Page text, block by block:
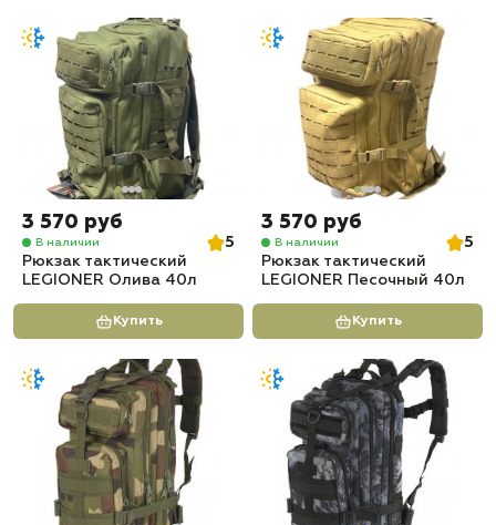
3 570 руб
В наличии
5
Рюкзак тактический
LEGIONER Олива 40л
Купить
3 570 руб
В наличии
5
Рюкзак тактический
LEGIONER Песочный 40л
Купить